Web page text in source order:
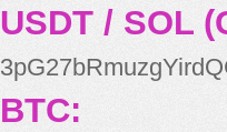
USDT / SOL
BTC: